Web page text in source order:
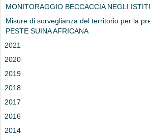
MONITORAGGIO BECCACCIA NEGLI
Misure di sorveglianza del territorio per la
PESTE SUINA AFRICANA
2021
2020
2019
2018
2017
2016
2014